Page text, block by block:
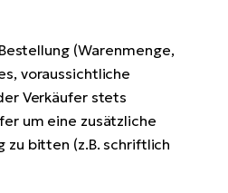
(Warenmenge,
voraussichtliche
Verkäufer stets
um eine zusätzliche
bitten (z.B. schriftlich